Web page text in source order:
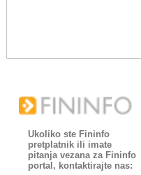
Ukoliko ste Fininfo
pretplatnik ili imate
pitanja vezana za Fininfo
portal, kontaktirajte nas: